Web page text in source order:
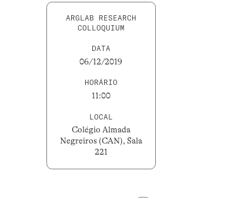
ARGLAB RESEARCH
COLLOQUIUM
DATA
06/12/2019
HORÁRIO
11:00
LOCAL
Colégio Almada
Negreiros (CAN), Sala
221